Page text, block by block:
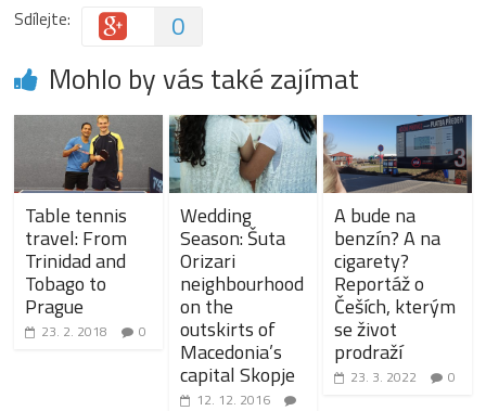
Sdílejte: 0
Mohlo by vás také zajímat
Table tennis
travel: From
Trinidad and
Tobago to
Prague
23. 2. 2018 0
Wedding
Season: Šuta
Orizari
neighbourhood
on the
outskirts of
Macedonia’s
capital Skopje
12. 12. 2016
A bude na
benzín? A na
cigarety?
Reportáž o
Češích, kterým
se život
prodraží
23. 3. 2022 0